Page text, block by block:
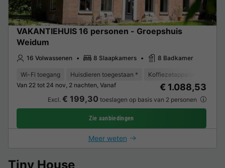
VAKANTIEHUIS 16 personen - Groepshuis
Weidum
16 Volwassenen 8 Slaapkamers 8 Badkamer
Wi-Fi toegang Huisdieren toegestaan * Koffiezetapparaat
Van 22 tot 24 nov, 2 nachten, Vanaf
€ 1.088,53
Excl. € 199,30 toeslagen op basis van 2 personen
Zie aanbiedingen
Meer weten
Tiny House